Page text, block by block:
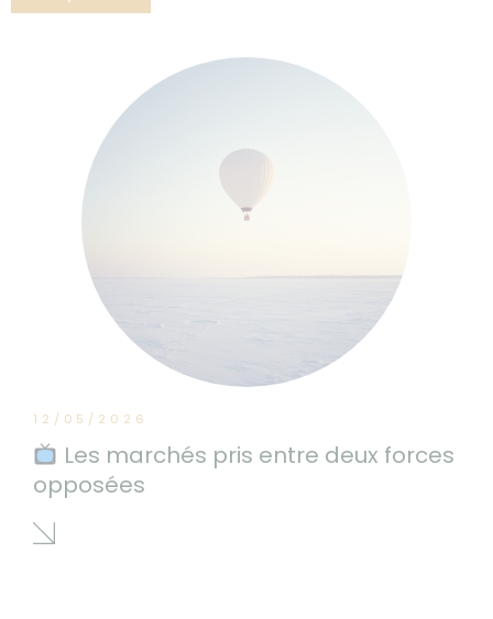
12/05/2026
Les marchés pris entre deux forces
opposées